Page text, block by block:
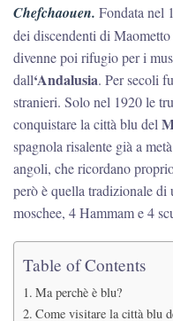
Chefchaouen. Fondata nel
dei discendenti di
divenne poi rifugio per i
dall‘Andalusia. Per secoli
stranieri. Solo nel 1920 le
conquistare la città blu del
spagnola risalente già a
angoli, che ricordano
però è quella tradizionale di
moschee, 4 Hammam e 4
Table of Contents
Ma perchè è blu?
Come visitare la città blu